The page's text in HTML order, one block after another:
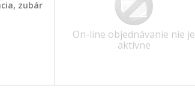
zubár
On-line objednávanie nie je
aktívne